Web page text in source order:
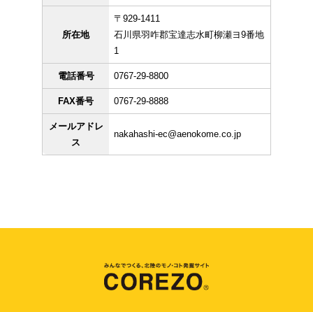
所在地
〒929-1411
石川県羽咋郡宝達志水町柳瀬ヨ9番地
1
電話番号 0767-29-8800
FAX番号 0767-29-8888
メールアドレ
ス
nakahashi-ec@aenokome.co.jp